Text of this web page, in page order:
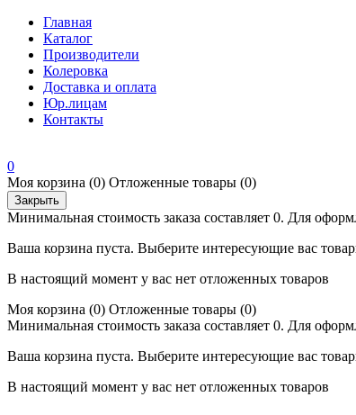
Главная
Каталог
Производители
Колеровка
Доставка и оплата
Юр.лицам
Контакты
0
Моя корзина (0) Отложенные товары (0)
Закрыть
Минимальная стоимость заказа составляет 0. Для
Ваша корзина пуста. Выберите интересующие вас
В настоящий момент у вас нет отложенных товаров
Моя корзина (0) Отложенные товары (0)
Минимальная стоимость заказа составляет 0. Для
Ваша корзина пуста. Выберите интересующие вас
В настоящий момент у вас нет отложенных товаров